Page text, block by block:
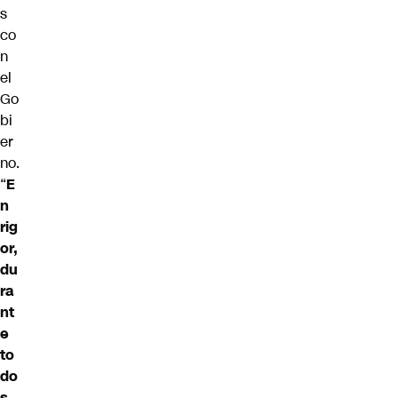
s
co
n
el
Go
bi
er
no.
“E
n
rig
or,
du
ra
nt
e
to
do